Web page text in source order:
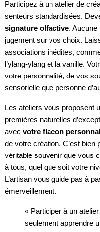
Participez à un atelier de
senteurs standardisées.
signature olfactive. Aucune
jugement sur vos choix.
associations inédites,
l’ylang-ylang et la vanille.
votre personnalité, de vos
sensorielle que personne
Les ateliers vous proposent
premières naturelles
avec votre flacon
de votre création. C’est bien
véritable souvenir que vous
à tous, quel que soit votre
L’artisan vous guide pas à
émerveillement.
« Participer à un
seulement apprendre